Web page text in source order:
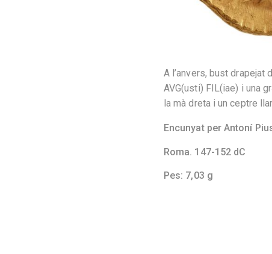
A l’anvers, bust drapejat
AVG(usti) FIL(iae) i una
la mà dreta i un ceptre
Encunyat per Antoní
Roma. 147-152 dC
Pes: 7,03 g